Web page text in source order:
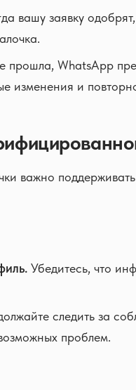
вашу заявку
прошла, WhatsApp
изменения и
важно
Убедитесь, что
следить за
проблем.